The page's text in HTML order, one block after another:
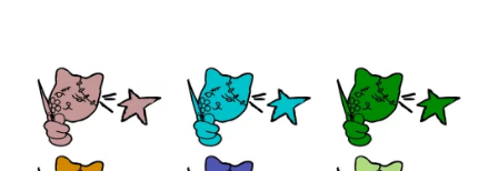
ARTISTI
SHOP
RADIO